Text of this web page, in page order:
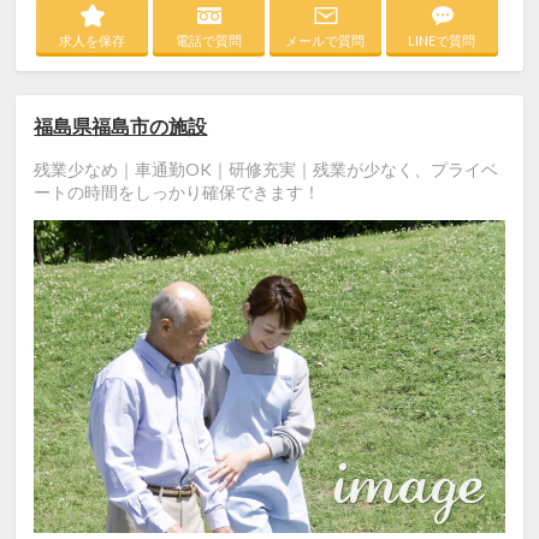
求人を保存 電話で質問 メールで質問 LINEで質問
福島県福島市の施設
残業少なめ｜車通勤OK｜研修充実｜残業が少なく、プライベ
ートの時間をしっかり確保できます！